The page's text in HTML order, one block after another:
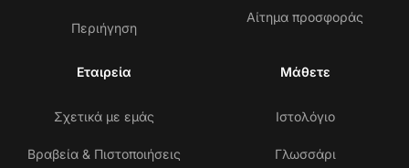
Περιήγηση
Αίτημα προσφοράς
Εταιρεία
Σχετικά με εμάς
Βραβεία & Πιστοποιήσεις
Μάθετε
Ιστολόγιο
Γλωσσάρι